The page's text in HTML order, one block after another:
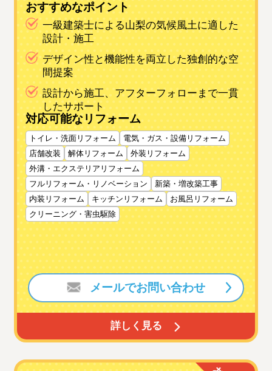
おすすめなポイント
一級建築士による山梨の気候風土に適した
設計・施工
デザイン性と機能性を両立した独創的な空
間提案
設計から施工、アフターフォローまで一貫
したサポート
対応可能なリフォーム
トイレ・洗面リフォーム
電気・ガス・設備リフォーム
店舗改装
解体リフォーム
外装リフォーム
外溝・エクステリアリフォーム
フルリフォーム・リノベーション
新築・増改築工事
内装リフォーム
キッチンリフォーム
お風呂リフォーム
クリーニング・害虫駆除
詳しく見る
メールでお問い合わせ